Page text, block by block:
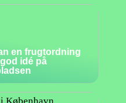
en frugtordning
idé på